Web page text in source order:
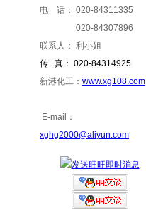
电 话： 020-84311335
020-84307896
联系人： 利小姐
传 真： 020-84314925
新港化工： www.xg108.com
E-mail：
xghg2000@aliyun.com